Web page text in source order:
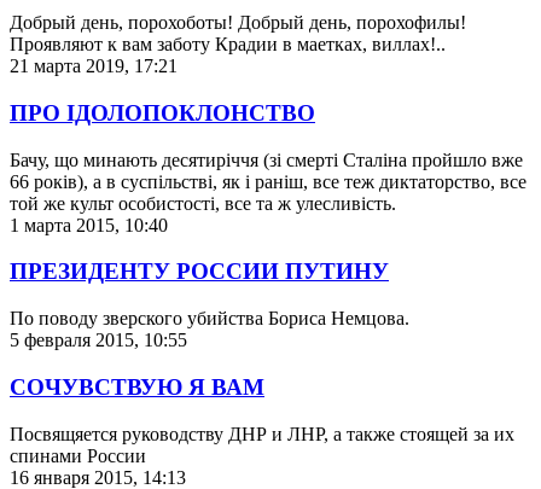
Добрый день, порохоботы! Добрый день, порохофилы!
Проявляют к вам заботу Крадии в маетках, виллах!..
21 марта 2019, 17:21
ПРО ІДОЛОПОКЛОНСТВО
Бачу, що минають десятиріччя (зі смерті Сталіна пройшло вже
66 років), а в суспільстві, як і раніш, все теж диктаторство, все
той же культ особистості, все та ж улесливість.
1 марта 2015, 10:40
ПРЕЗИДЕНТУ РОССИИ ПУТИНУ
По поводу зверского убийства Бориса Немцова.
5 февраля 2015, 10:55
СОЧУВСТВУЮ Я ВАМ
Посвящяется руководству ДНР и ЛНР, а также стоящей за их
спинами России
16 января 2015, 14:13